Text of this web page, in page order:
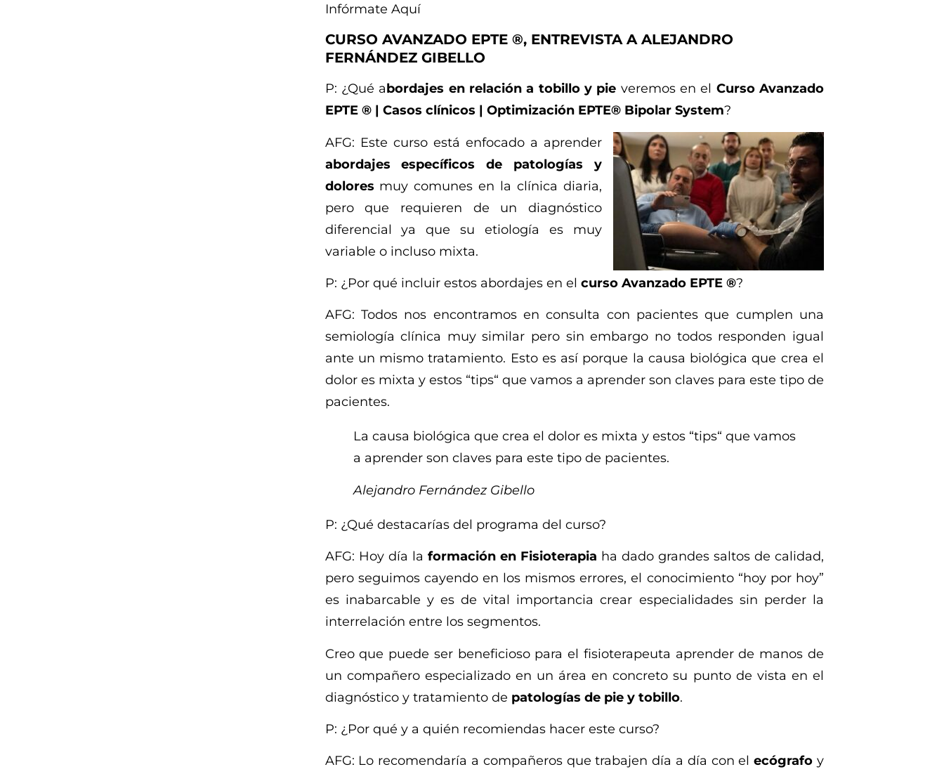
Infórmate Aquí
CURSO AVANZADO EPTE ®, ENTREVISTA A ALEJANDRO
FERNÁNDEZ GIBELLO
P: ¿Qué abordajes en relación a tobillo y pie veremos en el Curso Avanzado
EPTE ® | Casos clínicos | Optimización EPTE® Bipolar System?
AFG: Este curso está enfocado a aprender
abordajes específicos de patologías y
dolores muy comunes en la clínica diaria,
pero que requieren de un diagnóstico
diferencial ya que su etiología es muy
variable o incluso mixta.
P: ¿Por qué incluir estos abordajes en el curso Avanzado EPTE ®?
AFG: Todos nos encontramos en consulta con pacientes que cumplen una
semiología clínica muy similar pero sin embargo no todos responden igual
ante un mismo tratamiento. Esto es así porque la causa biológica que crea el
dolor es mixta y estos “tips“ que vamos a aprender son claves para este tipo de
pacientes.
La causa biológica que crea el dolor es mixta y estos “tips“ que vamos
a aprender son claves para este tipo de pacientes.
Alejandro Fernández Gibello
P: ¿Qué destacarías del programa del curso?
AFG: Hoy día la formación en Fisioterapia ha dado grandes saltos de calidad,
pero seguimos cayendo en los mismos errores, el conocimiento “hoy por hoy”
es inabarcable y es de vital importancia crear especialidades sin perder la
interrelación entre los segmentos.
Creo que puede ser beneficioso para el fisioterapeuta aprender de manos de
un compañero especializado en un área en concreto su punto de vista en el
diagnóstico y tratamiento de patologías de pie y tobillo.
P: ¿Por qué y a quién recomiendas hacer este curso?
AFG: Lo recomendaría a compañeros que trabajen día a día con elecógrafo y